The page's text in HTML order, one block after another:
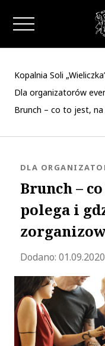
Kopalnia Soli
Dla organizatorów
Brunch – co to jest,
Brunch –
polega i
KATEGORIA:
DLA
Dodano: 01.09.2020